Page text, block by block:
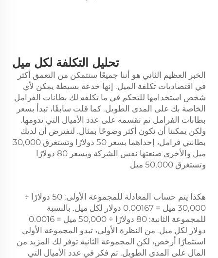
تحليل التكلفة لكل ميل
الخبر العظيم الثاني هو أننا جميعًا سنتمكن من التعمق أكثر
في اقتصاديات تكلفة الميل. إنها خدعة بسيطة يمكن لأي
شخص استخدامها للتحكم في ما تكلفه لك بطانات الفرامل
الخاصة بك على المدى الطويل. كما قلت سابقًا، تبدأ بسعر
بطانات الفرامل ثم تقسمه على عدد الأميال التي تدومها.
ولكن يمكننا أن نكون أكثر وضوحًا بمثال. لنفترض أن لديك
بطانتي فرامل، إحداهما بسعر 50 دولارًا وتستغرق 30,000
ميل والأخرى صنعتها نفس الشركة وبسعر 80 دولارًا
وتستغرق 50,000 ميل
هكذا يتم حساب المعادلة للمجموعة الأولى: 50 دولارًا ÷
30,000 ميل = 0.00167 دولار لكل ميل. بالنسبة
للمجموعة الثانية: 80 دولارًا ÷ 50,000 ميل = 0.0016
دولار لكل ميل. من النظرة الأولى، تبدو المجموعة الأولى
استثمارًا أرخص، لكن المجموعة الثانية توفر لك المزيد من
المال على المدى الطويل. ثم فكر في عدد الأميال التي